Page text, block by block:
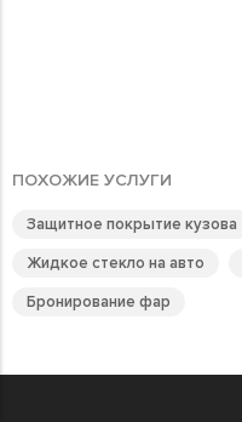
ПОХОЖИЕ УСЛУГИ
Защитное покрытие кузова
Жидкое стекло на авто
Бронирование фар